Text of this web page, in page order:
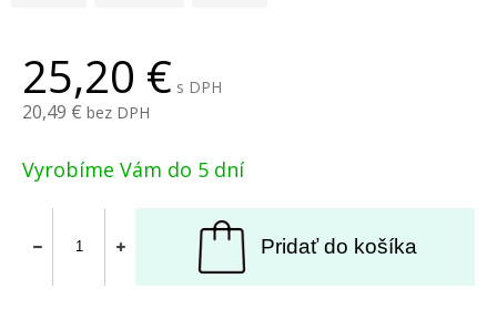
25,20 s DPH
20,49 bez DPH
Vyrobíme Vám do 5 dní
Pridať do košíka